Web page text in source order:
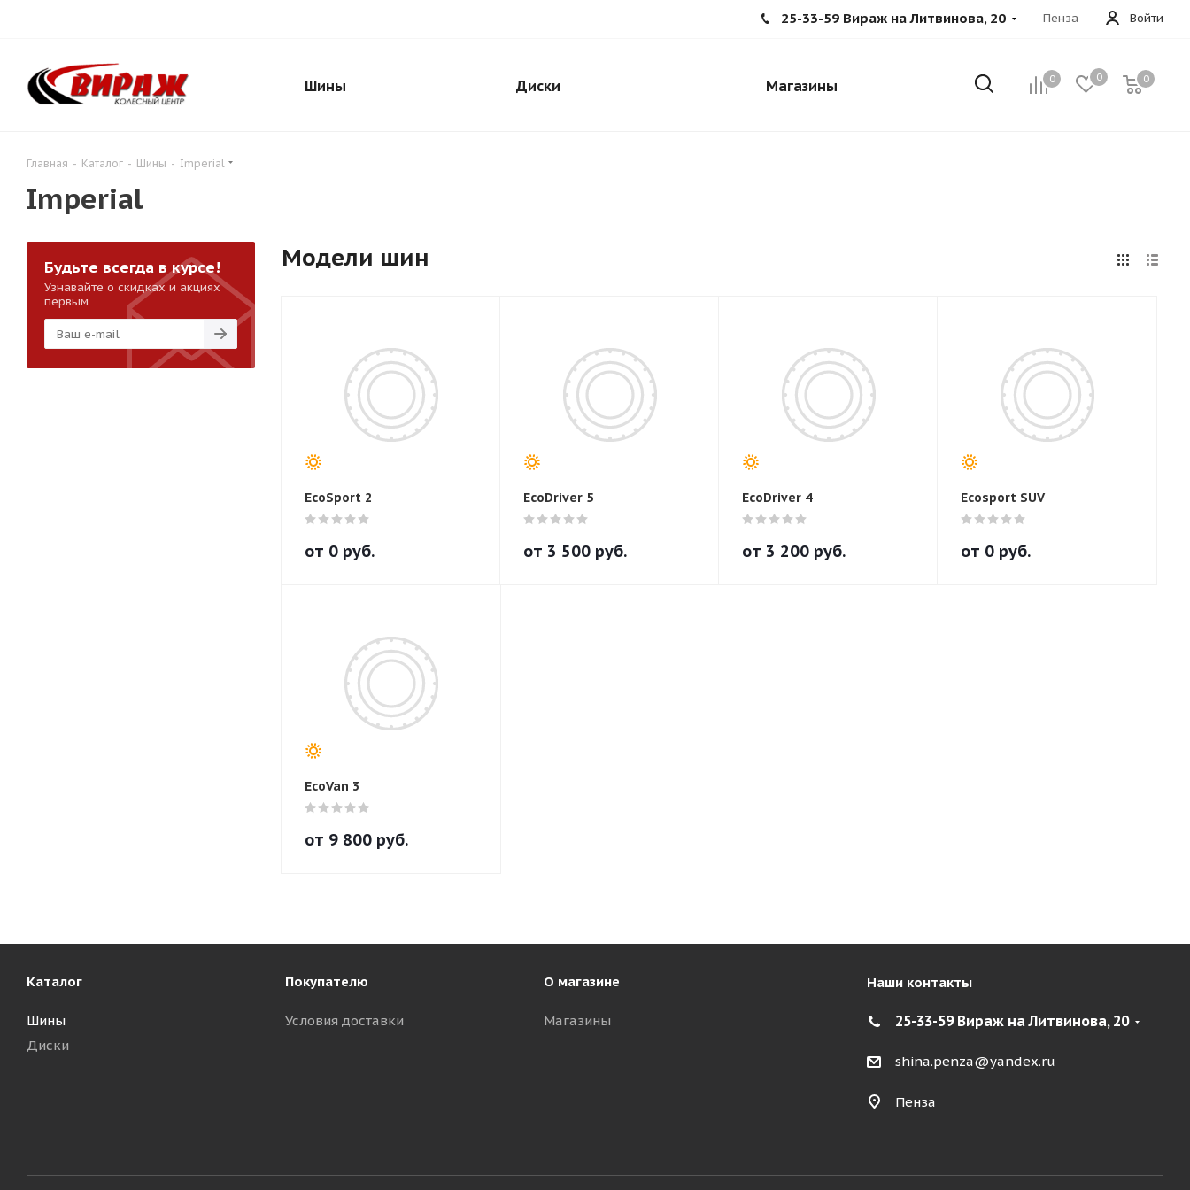
Войти
Пенза
25-33-59 Вираж на Литвинова, 20
0 0 0
Шины Диски Магазины
Главная - Каталог - Шины - Imperial
Imperial
Модели шин
EcoSport 2
от 0 руб.
EcoDriver 5
от 3 500 руб.
EcoDriver 4
от 3 200 руб.
Ecosport SUV
от 0 руб.
EcoVan 3
от 9 800 руб.
Будьте всегда в курсе!
Узнавайте о скидках и акциях
первым
Каталог
Шины
Диски
Покупателю
Условия доставки
О магазине
Магазины
Наши контакты
25-33-59 Вираж на Литвинова, 20
shina.penza@yandex.ru
Пенза